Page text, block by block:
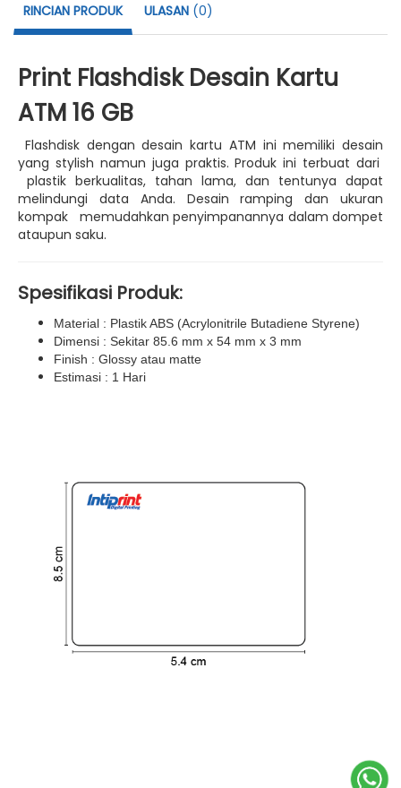
RINCIAN PRODUK ULASAN (0)
Print Flashdisk Desain Kartu
ATM 16 GB
Flashdisk dengan desain kartu ATM ini memiliki desain
yang stylish namun juga praktis. Produk ini terbuat dari
plastik berkualitas, tahan lama, dan tentunya dapat
melindungi data Anda. Desain ramping dan ukuran
kompak memudahkan penyimpanannya dalam dompet
ataupun saku.
Spesifikasi Produk:
Material : Plastik ABS (Acrylonitrile Butadiene Styrene)
Dimensi : Sekitar 85.6 mm x 54 mm x 3 mm
Finish : Glossy atau matte
Estimasi : 1 Hari